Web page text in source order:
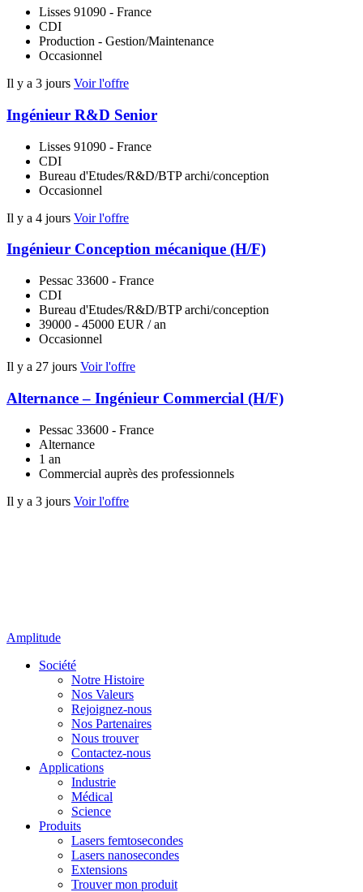
Lisses 91090 - France
CDI
Production - Gestion/Maintenance
Occasionnel
Il y a 3 jours Voir l'offre
Ingénieur R&D Senior
Lisses 91090 - France
CDI
Bureau d'Etudes/R&D/BTP archi/conception
Occasionnel
Il y a 4 jours Voir l'offre
Ingénieur Conception mécanique (H/F)
Pessac 33600 - France
CDI
Bureau d'Etudes/R&D/BTP archi/conception
39000 - 45000 EUR / an
Occasionnel
Il y a 27 jours Voir l'offre
Alternance – Ingénieur Commercial (H/F)
Pessac 33600 - France
Alternance
1 an
Commercial auprès des professionnels
Il y a 3 jours Voir l'offre
Amplitude
Société
Notre Histoire
Nos Valeurs
Rejoignez-nous
Nos Partenaires
Nous trouver
Contactez-nous
Applications
Industrie
Médical
Science
Produits
Lasers femtosecondes
Lasers nanosecondes
Extensions
Trouver mon produit